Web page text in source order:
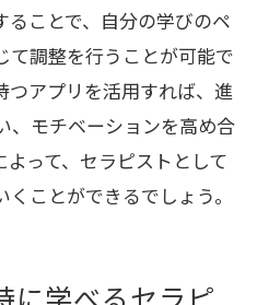
ることで、自分の学びのペ
て調整を行うことが可能で
つアプリを活用すれば、進
、モチベーションを高め合
って、セラピストとして
ことができるでしょう。